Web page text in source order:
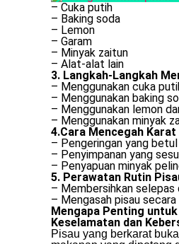
– Cuka putih
– Baking soda
– Lemon
– Garam
– Minyak zaitun
– Alat-alat lain
3. Langkah-Langkah
– Menggunakan cuka
– Menggunakan baking
– Menggunakan lemon
– Menggunakan minyak
4.Cara Mencegah
– Pengeringan yang betul
– Penyimpanan yang
– Penyapuan minyak
5. Perawatan Rutin
– Membersihkan selepas
– Mengasah pisau
Mengapa Penting
Keselamatan dan
Pisau yang berkarat